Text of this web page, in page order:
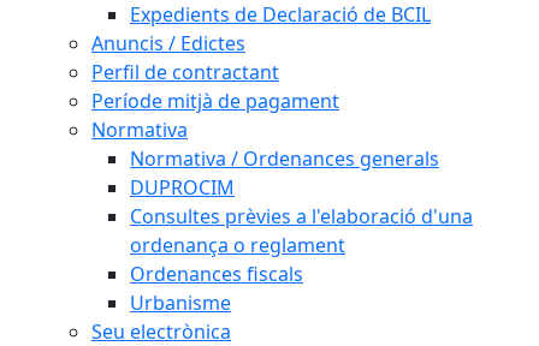
Expedients de Declaració de BCIL
Anuncis / Edictes
Perfil de contractant
Període mitjà de pagament
Normativa
Normativa / Ordenances generals
DUPROCIM
Consultes prèvies a l'elaboració d'una
ordenança o reglament
Ordenances fiscals
Urbanisme
Seu electrònica